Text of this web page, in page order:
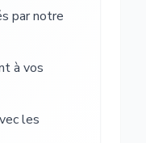
par notre
à vos
les